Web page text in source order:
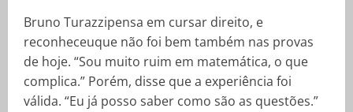
Bruno Turazzipensa em cursar direito, e
reconheceuque não foi bem também nas provas
de hoje. “Sou muito ruim em matemática, o que
complica.” Porém, disse que a experiência foi
válida. “Eu já posso saber como são as questões.”